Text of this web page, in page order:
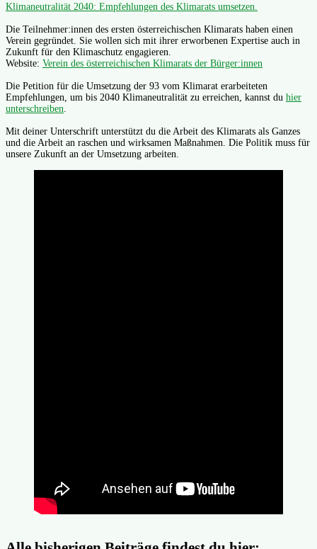
Klimaneutralität 2040: Empfehlungen des Klimarats umsetzen.
Die Teilnehmer:innen des ersten österreichischen Klimarats haben einen
Verein gegründet. Sie wollen sich mit ihrer erworbenen Expertise auch in
Zukunft für den Klimaschutz engagieren.
Website: Verein des österreichischen Klimarats der Bürger:innen
Die Petition für die Umsetzung der 93 vom Klimarat erarbeiteten
Empfehlungen, um bis 2040 Klimaneutralität zu erreichen, kannst du hier
unterschreiben
Mit deiner Unterschrift unterstützt du die Arbeit des Klimarats als Ganzes
und die Arbeit an raschen und wirksamen Maßnahmen. Die Politik muss für
unsere Zukunft an der Umsetzung arbeiten.